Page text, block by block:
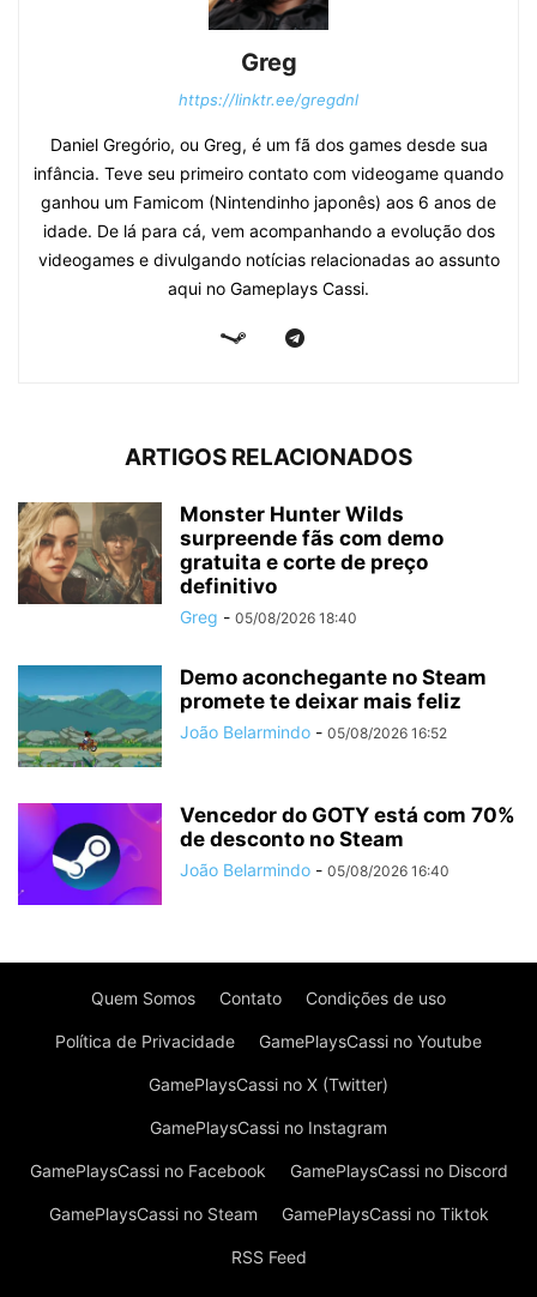
Greg
https://linktr.ee/gregdnl
Daniel Gregório, ou Greg, é um fã dos games desde sua
infância. Teve seu primeiro contato com videogame quando
ganhou um Famicom (Nintendinho japonês) aos 6 anos de
idade. De lá para cá, vem acompanhando a evolução dos
videogames e divulgando notícias relacionadas ao assunto
aqui no Gameplays Cassi.
ARTIGOS RELACIONADOS
Monster Hunter Wilds
surpreende fãs com demo
gratuita e corte de preço
definitivo
Greg - 05/08/2026 18:40
Demo aconchegante no Steam
promete te deixar mais feliz
João Belarmindo - 05/08/2026 16:52
Vencedor do GOTY está com 70%
de desconto no Steam
João Belarmindo - 05/08/2026 16:40
Quem Somos Contato Condições de uso
Política de Privacidade GamePlaysCassi no Youtube
GamePlaysCassi no X (Twitter)
GamePlaysCassi no Instagram
GamePlaysCassi no Facebook GamePlaysCassi no Discord
GamePlaysCassi no Steam GamePlaysCassi no Tiktok
RSS Feed